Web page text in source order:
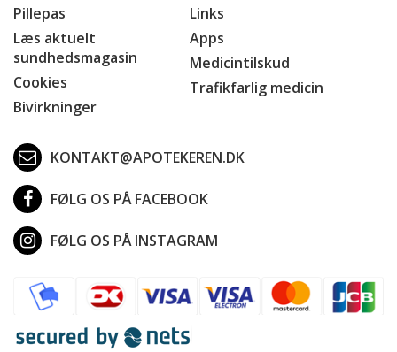
Pillepas
Læs aktuelt
sundhedsmagasin
Cookies
Bivirkninger
Links
Apps
Medicintilskud
Trafikfarlig medicin
KONTAKT@APOTEKEREN.DK
FØLG OS PÅ FACEBOOK
FØLG OS PÅ INSTAGRAM